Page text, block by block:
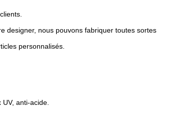
designer, nous pouvons fabriquer toutes sortes
personnalisés.
anti-acide.